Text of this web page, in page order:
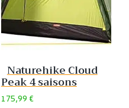
Naturehike Cloud
Peak 4 saisons
175,99€